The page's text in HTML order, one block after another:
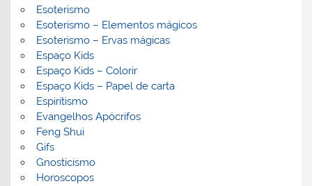
Esoterismo
Esoterismo – Elementos mágicos
Esoterismo – Ervas mágicas
Espaço Kids
Espaço Kids – Colorir
Espaço Kids – Papel de carta
Espiritismo
Evangelhos Apócrifos
Feng Shui
Gifs
Gnosticismo
Horoscopos